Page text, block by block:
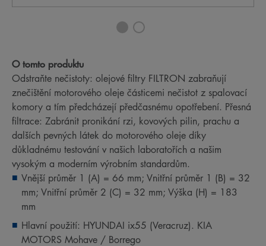
O tomto produktu
Odstraňte nečistoty: olejové filtry FILTRON zabraňují
znečištění motorového oleje částicemi nečistot z spalovací
komory a tím předcházejí předčasnému opotřebení. Přesná
filtrace: Zabránit pronikání rzi, kovových pilin, prachu a
dalších pevných látek do motorového oleje díky
důkladnému testování v našich laboratořích a našim
vysokým a moderním výrobním standardům.
Vnější průměr 1 (A) = 66 mm; Vnitřní průměr 1 (B) = 32
mm; Vnitřní průměr 2 (C) = 32 mm; Výška (H) = 183
mm
Hlavní použití: HYUNDAI ix55 (Veracruz). KIA
MOTORS Mohave / Borrego